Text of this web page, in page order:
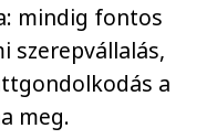
mindig fontos
szerepvállalás,
a
meg.